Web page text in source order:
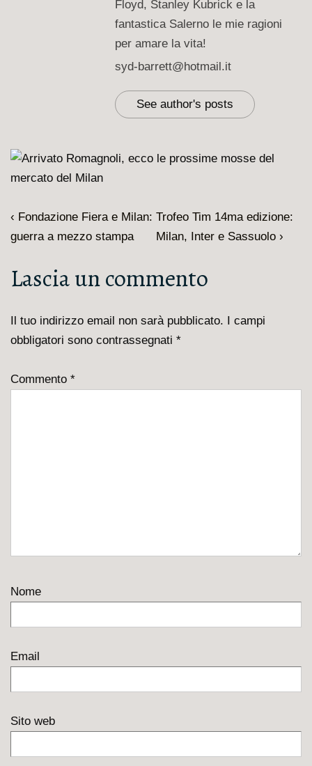
Floyd, Stanley Kubrick e la
fantastica Salerno le mie ragioni
per amare la vita!
syd-barrett@hotmail.it
See author's posts
Navigazione
articoli
L'articolo
precedente
‹ Fondazione Fiera e Milan:
guerra a mezzo stampa
Il
prossimo
è
Trofeo Tim 14ma edizione:
Milan, Inter e Sassuolo ›
Lascia un commento
Il tuo indirizzo email non sarà pubblicato. I campi
obbligatori sono contrassegnati *
Commento *
Nome
Email
Sito web